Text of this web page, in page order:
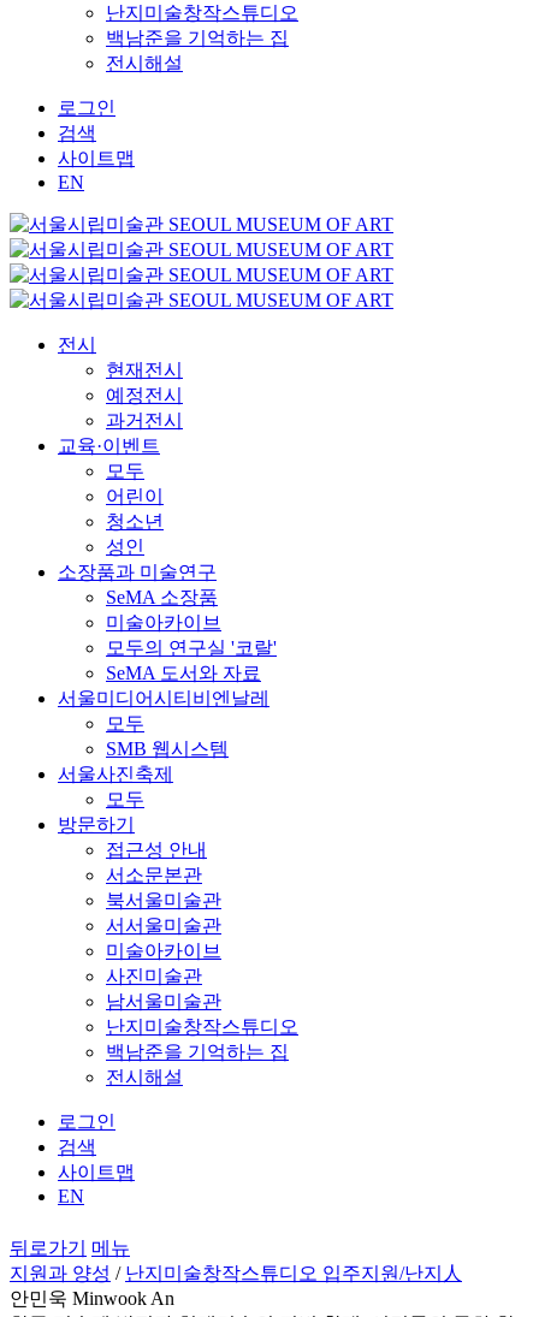
난지미술창작스튜디오
백남준을 기억하는 집
전시해설
로그인
검색
사이트맵
EN
전시
현재전시
예정전시
과거전시
교육·이벤트
모두
어린이
청소년
성인
소장품과 미술연구
SeMA 소장품
미술아카이브
모두의 연구실 '코랄'
SeMA 도서와 자료
서울미디어시티비엔날레
모두
SMB 웹시스템
서울사진축제
모두
방문하기
접근성 안내
서소문본관
북서울미술관
서서울미술관
미술아카이브
사진미술관
남서울미술관
난지미술창작스튜디오
백남준을 기억하는 집
전시해설
로그인
검색
사이트맵
EN
뒤로가기
메뉴
지원과 양성 / 난지미술창작스튜디오 입주지원/난지人
안민욱 Minwook An